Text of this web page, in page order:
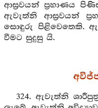
ආස්‍රවයන් ප්‍රහාණය
ඇවැත්නි ආස්‍රවයන්
සොඳුරු පිළිවෙතෙකි.
වීමට සුදුසු යි.
324. ඇවැත්නි